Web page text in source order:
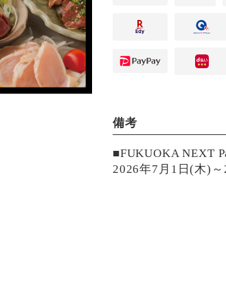
備考
■FUKUOKA NEXT
2026年7月1日(木)